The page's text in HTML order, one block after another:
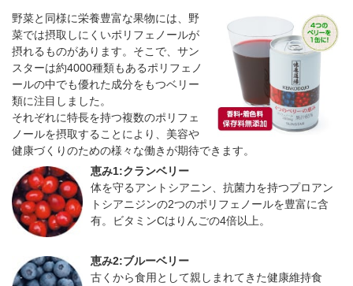
野菜と同様に栄養豊富な果物には、野
菜では摂取しにくいポリフェノールが
摂れるものがあります。そこで、サン
スターは約4000種類もあるポリフェノ
ールの中でも優れた成分をもつベリー
類に注目しました。
それぞれに特長を持つ複数のポリフェ
ノールを摂取することにより、美容や
健康づくりのための様々な働きが期待できます。
恵み1:クランベリー
体を守るアントシアニン、抗菌力を持つプロアン
トシアニジンの2つのポリフェノールを豊富に含
有。ビタミンCはりんごの4倍以上。
恵み2:ブルーベリー
古くから食用として親しまれてきた健康維持食